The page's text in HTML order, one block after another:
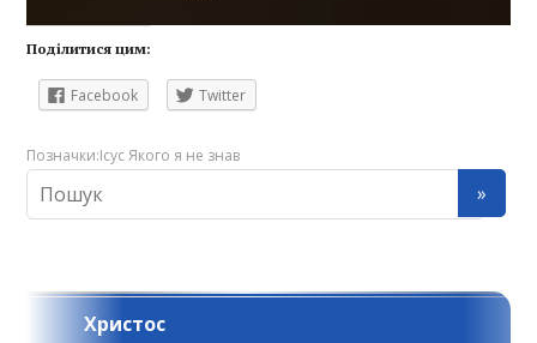
Поділитися цим:
Facebook Twitter
Позначки:Ісус Якого я не знав
Христос